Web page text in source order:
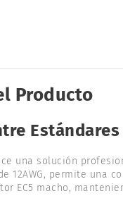
Producto
una solución
12AWG, permite una
EC5 macho,